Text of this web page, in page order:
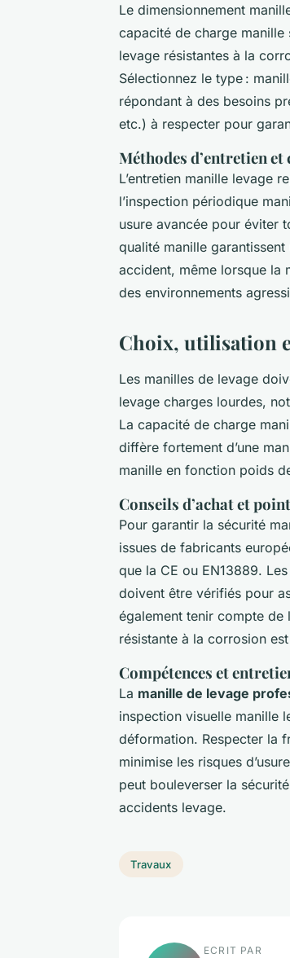
Le dimensionnement
capacité de charge
levage résistantes à la
Sélectionnez le type :
répondant à des besoins
etc.) à respecter pour
Méthodes d’entretien
L’entretien manille levage
l’inspection périodique
usure avancée pour éviter
qualité manille
accident, même lorsque la
des environnements
Choix, utilisation
Les manilles de levage
levage charges lourdes,
La capacité de charge
diffère fortement d’une
manille en fonction poids
Conseils d’achat et
Pour garantir la sécurité
issues de fabricants
que la CE ou EN13889.
doivent être vérifiés pour
également tenir compte de
résistante à la corrosion
Compétences et
La manille de levage
inspection visuelle manille
déformation. Respecter la
minimise les risques
peut bouleverser la
accidents levage.
Travaux
ECRIT PAR